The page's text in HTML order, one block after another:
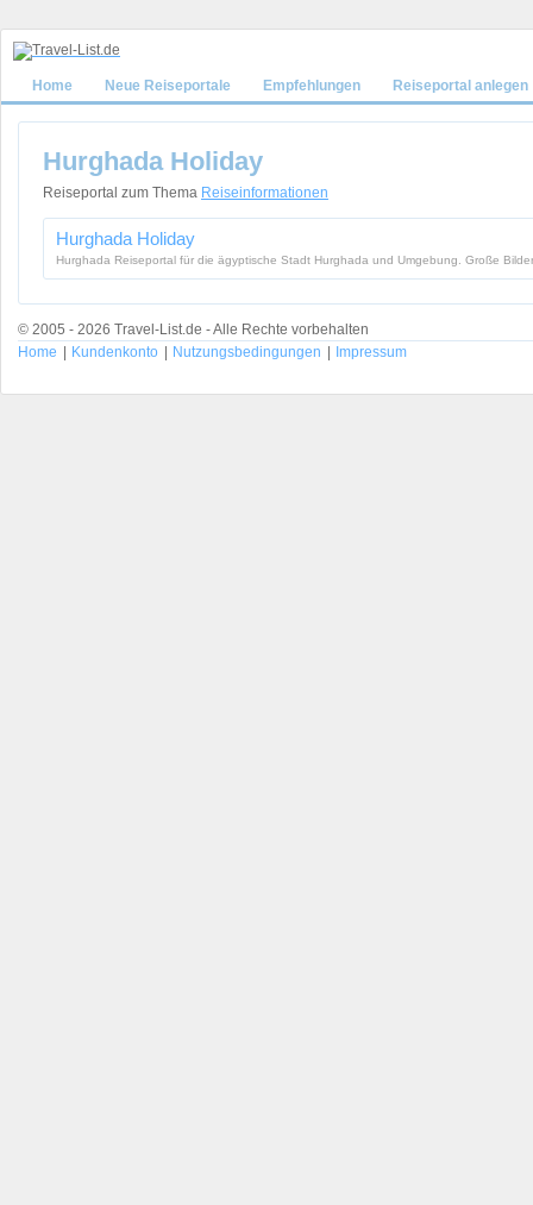
Home Neue Reiseportale Empfehlungen Reiseportal anlegen
Hurghada Holiday
Reiseportal zum Thema Reiseinformationen
Hurghada Holiday
Hurghada Reiseportal für die ägyptische Stadt Hurghada und Umgebung. Große
© 2005 - 2026 Travel-List.de - Alle Rechte vorbehalten
Home
Kundenkonto Nutzungsbedingungen Impressum